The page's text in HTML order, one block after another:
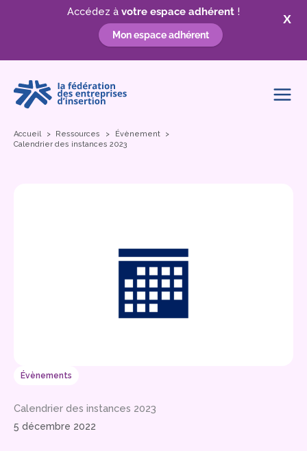
X
Accédez à votre espace adhérent !
Mon espace adhérent
contenu
Accueil Ressources
Évènement
Calendrier des instances 2023
Évènements
Calendrier des instances 2023
5 décembre 2022